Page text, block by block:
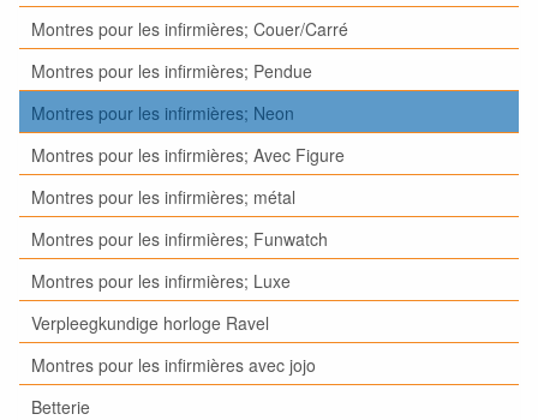
Montres pour les infirmières; Couer/Carré
Montres pour les infirmières; Pendue
Montres pour les infirmières; Neon
Montres pour les infirmières; Avec Figure
Montres pour les infirmières; métal
Montres pour les infirmières; Funwatch
Montres pour les infirmières; Luxe
Verpleegkundige horloge Ravel
Montres pour les infirmières avec jojo
Betterie